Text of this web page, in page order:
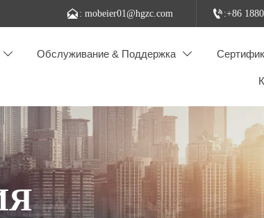
: mobeier01@hgzc.com :+86
 Обслуживание & Поддержка 